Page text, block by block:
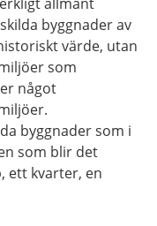
byggnader av
värde, utan
som
något
byggnader som i
som blir det
ett kvarter, en